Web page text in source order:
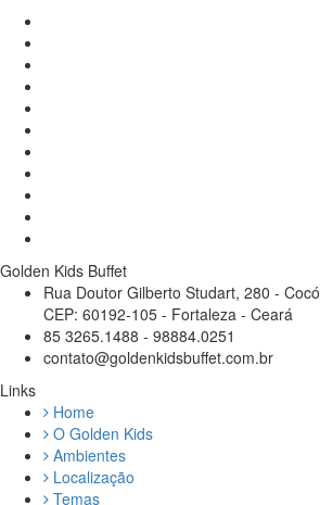
Golden Kids Buffet
Rua Doutor Gilberto Studart, 280 - Cocó
CEP: 60192-105 - Fortaleza - Ceará
85 3265.1488 - 98884.0251
contato@goldenkidsbuffet.com.br
Links
Home
O Golden Kids
Ambientes
Localização
Temas